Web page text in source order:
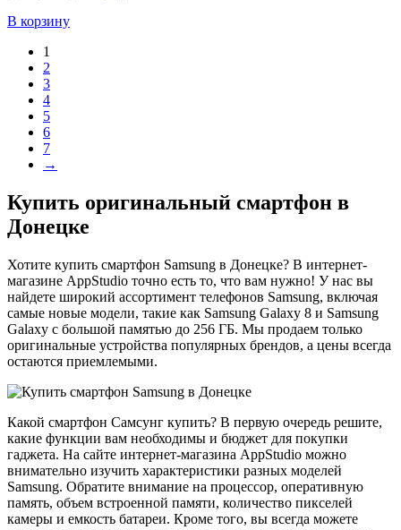
В корзину
1
2
3
4
5
6
7
→
Купить оригинальный смартфон в
Донецке
Хотите купить смартфон Samsung в Донецке? В интернет-
магазине AppStudio точно есть то, что вам нужно! У нас вы
найдете широкий ассортимент телефонов Samsung, включая
самые новые модели, такие как Samsung Galaxy 8 и Samsung
Galaxy с большой памятью до 256 ГБ. Мы продаем только
оригинальные устройства популярных брендов, а цены всегда
остаются приемлемыми.
Какой смартфон Самсунг купить? В первую очередь решите,
какие функции вам необходимы и бюджет для покупки
гаджета. На сайте интернет-магазина AppStudio можно
внимательно изучить характеристики разных моделей
Samsung. Обратите внимание на процессор, оперативную
память, объем встроенной памяти, количество пикселей
камеры и емкость батареи. Кроме того, вы всегда можете